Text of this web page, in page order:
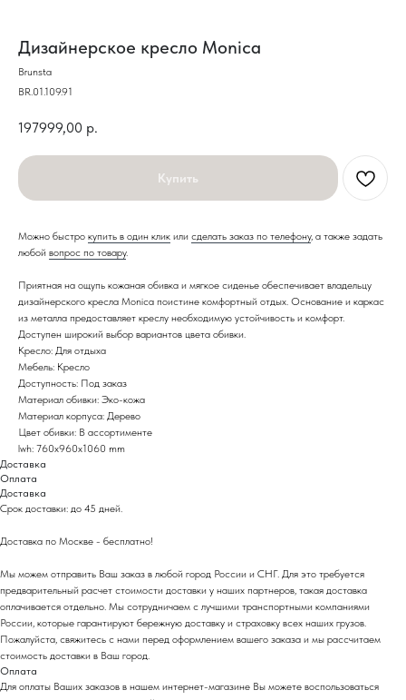
Дизайнерское кресло Monica
Brunsta
BR.01.109.91
197999,00 р.
Купить
Можно быстро купить в один клик или сделать заказ по телефону, а также задать
любой вопрос по товару.
Приятная на ощупь кожаная обивка и мягкое сиденье обеспечивает владельцу
дизайнерского кресла Monica поистине комфортный отдых. Основание и каркас
из металла предоставляет креслу необходимую устойчивость и комфорт.
Доступен широкий выбор вариантов цвета обивки.
Кресло: Для отдыха
Мебель: Кресло
Доступность: Под заказ
Материал обивки: Эко-кожа
Материал корпуса: Дерево
Цвет обивки: В ассортименте
lwh: 760x960x1060 mm
Доставка
Оплата
Доставка
Срок доставки: до 45 дней.
Доставка по Москве - бесплатно!
Мы можем отправить Ваш заказ в любой город России и СНГ. Для это требуется
предварительный расчет стоимости доставки у наших партнеров, такая доставка
оплачивается отдельно. Мы сотрудничаем с лучшими транспортными компаниями
России, которые гарантируют бережную доставку и страховку всех наших грузов.
Пожалуйста, свяжитесь с нами перед оформлением вашего заказа и мы рассчитаем
стоимость доставки в Ваш город.
Оплата
Для оплаты Ваших заказов в нашем интернет-магазине Вы можете воспользоваться